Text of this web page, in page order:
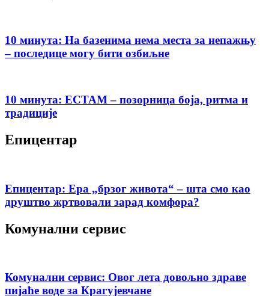
10 минута: На базенима нема места за непажњу
– последице могу бити озбиљне
10 минута: ЕСТАМ – позорница боја, ритма и
традиције
Епицентар
Епицентар: Ера „брзог живота“ – шта смо као
друштво жртвовали зарад комфора?
Комунални сервис
Комунални сервис: Овог лета довољно здраве
пијаће воде за Крагујевчане